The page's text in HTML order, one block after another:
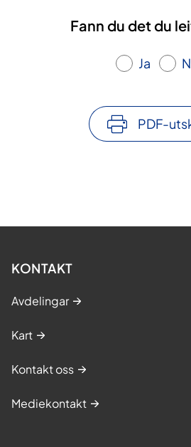
Fann du det du
Ja
PDF-
KONTAKT
Avdelingar
Kart
Kontakt oss
Mediekontakt